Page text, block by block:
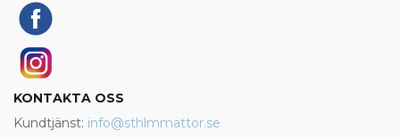
KONTAKTA OSS
Kundtjänst: info@sthlmmattor.se